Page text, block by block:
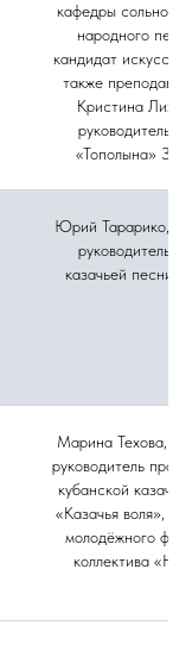
кафедры сольного
народного
кандидат
также
Кристина
руководитель
«Тополына» Зоя
Юрий Тарарико,
руководитель
казачьей песни
Марина Техова,
руководитель
кубанской
«Казачья воля»,
молодёжного
коллектива